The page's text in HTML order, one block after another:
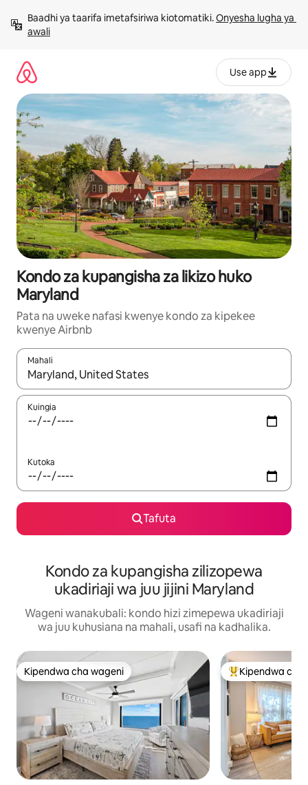
kwenda
kwenye
Baadhi ya taarifa imetafsiriwa kiotomatiki. Onyesha lugha ya
awali
Use app
Kondo za kupangisha za likizo huko
Maryland
Pata na uweke nafasi kwenye kondo za kipekee
kwenye Airbnb
Mahali
Wakati matokeo yanapatikana, vinjari kwa kutumia vitufe vya
Kuingia
Kutoka
Tafuta
Kondo za kupangisha zilizopewa
ukadiriaji wa juu jijini Maryland
Wageni wanakubali: kondo hizi zimepewa ukadiriaji
wa juu kuhusiana na mahali, usafi na kadhalika.
Kipendwa cha wageni
Kipendwa cha wageni Kipendwa
Kipendwa cha